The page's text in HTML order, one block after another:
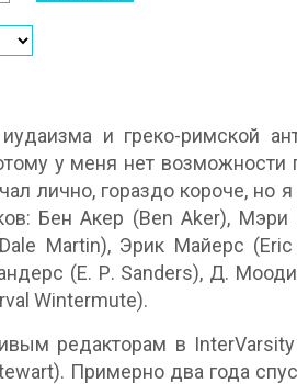
и греко-римской
у меня нет возможности
лично, гораздо короче, но
Бен Акер (Ben Aker), Мэри
Martin), Эрик Майерс (Eric
(Е. Р. Sanders), Д.
Wintermute).
редакторам в
Примерно два года